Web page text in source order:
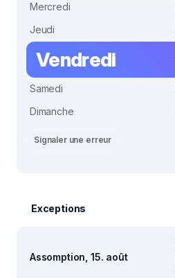
Mercredi
Jeudi
Vendredi
Samedi
Dimanche
Signaler une erreur
Exceptions
Assomption, 15. août